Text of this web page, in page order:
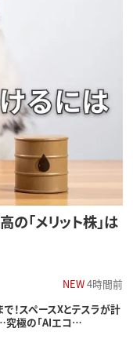
の「メリット株」は
NEW4時間前
！スペースXとテスラが計
極の「AIエコ…